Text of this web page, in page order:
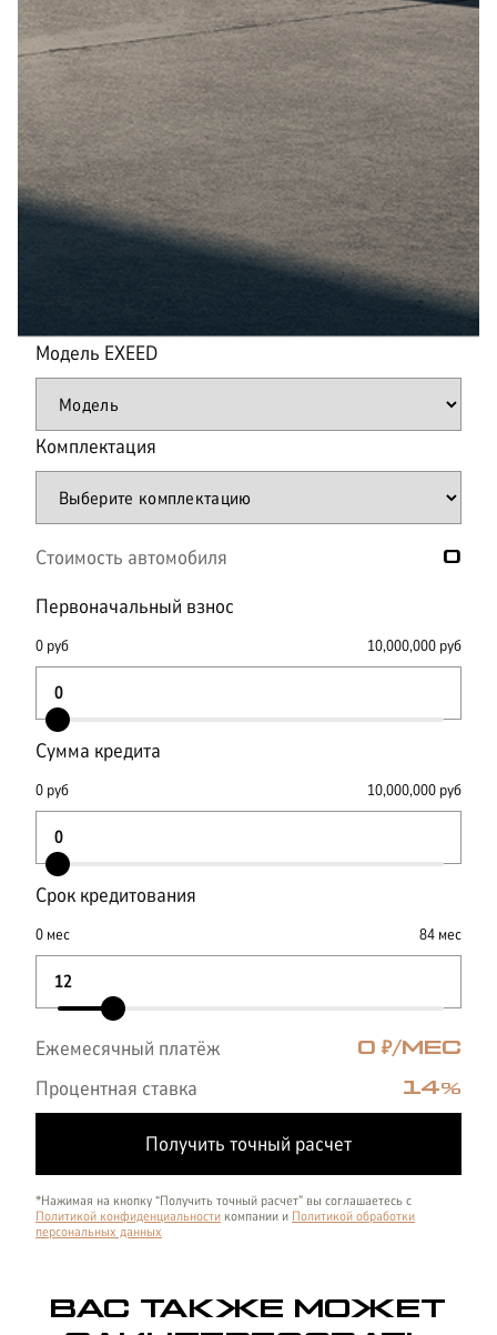
Отправить
Нажимая кнопку “Отправить”, я соглашаюсь на
персональных данных
Модель EXEED
Комплектация
Стоимость автомобиля 0
Первоначальный взнос
0 руб 10,000,000 руб
Сумма кредита
0 руб 10,000,000 руб
Срок кредитования
0 мес 84 мес
Ежемесячный платёж 0 ₽/МЕС
Процентная ставка 14%
Получить точный расчет
*Нажимая на кнопку “Получить точный расчет” вы соглашаетесь с
Политикой конфиденциальности компании и Политикой обработки
персональных данных
ВАС ТАКЖЕ МОЖЕТ